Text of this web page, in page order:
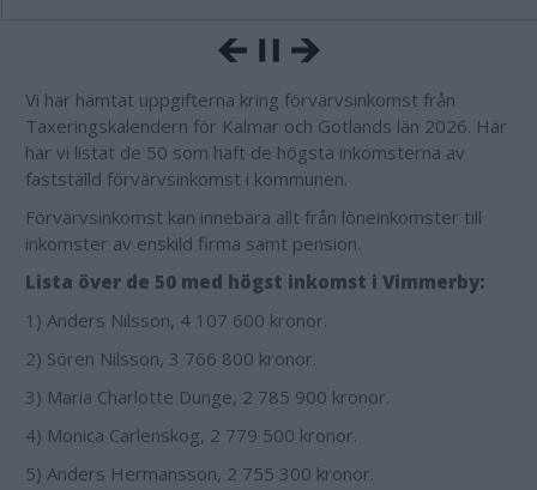
Vi har hämtat uppgifterna kring förvärvsinkomst från
Taxeringskalendern för Kalmar och Gotlands län 2026. Här
har vi listat de 50 som haft de högsta inkomsterna av
fastställd förvärvsinkomst i kommunen.
Förvärvsinkomst kan innebära allt från löneinkomster till
inkomster av enskild firma samt pension.
Lista över de 50 med högst inkomst i Vimmerby:
1) Anders Nilsson, 4 107 600 kronor.
2) Sören Nilsson, 3 766 800 kronor.
3) Maria Charlotte Dunge, 2 785 900 kronor.
4) Monica Carlenskog, 2 779 500 kronor.
5) Anders Hermansson, 2 755 300 kronor.